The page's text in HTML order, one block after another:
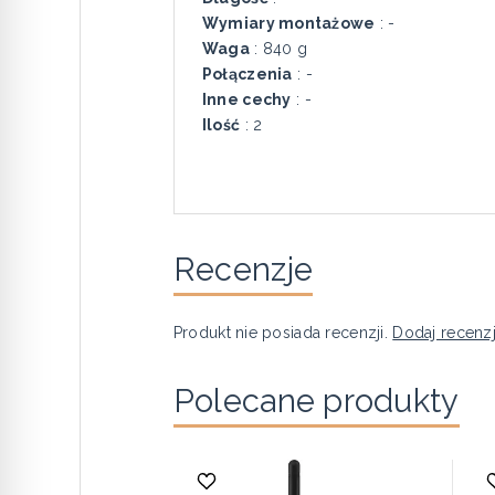
Wymiary montażowe : -
Waga: 840 g
Połączenia : -
Inne cechy : -
Ilość : 2
Recenzje
Produkt nie posiada recenzji. Dodaj
Polecane produkty